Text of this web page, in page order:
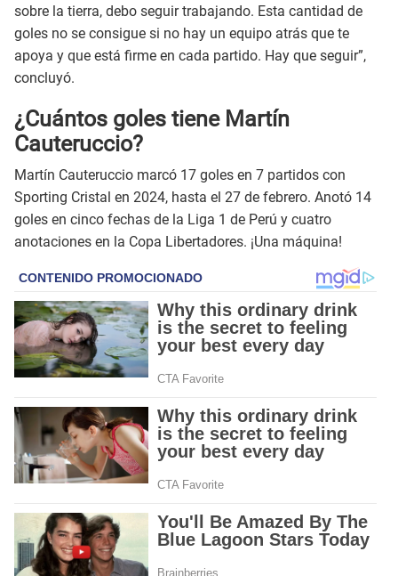
sobre la tierra, debo seguir trabajando. Esta cantidad de
goles no se consigue si no hay un equipo atrás que te
apoya y que está firme en cada partido. Hay que seguir”,
concluyó.
¿Cuántos goles tiene Martín
Cauteruccio?
Martín Cauteruccio marcó 17 goles en 7 partidos con
Sporting Cristal en 2024, hasta el 27 de febrero. Anotó 14
goles en cinco fechas de la Liga 1 de Perú y cuatro
anotaciones en la Copa Libertadores. ¡Una máquina!